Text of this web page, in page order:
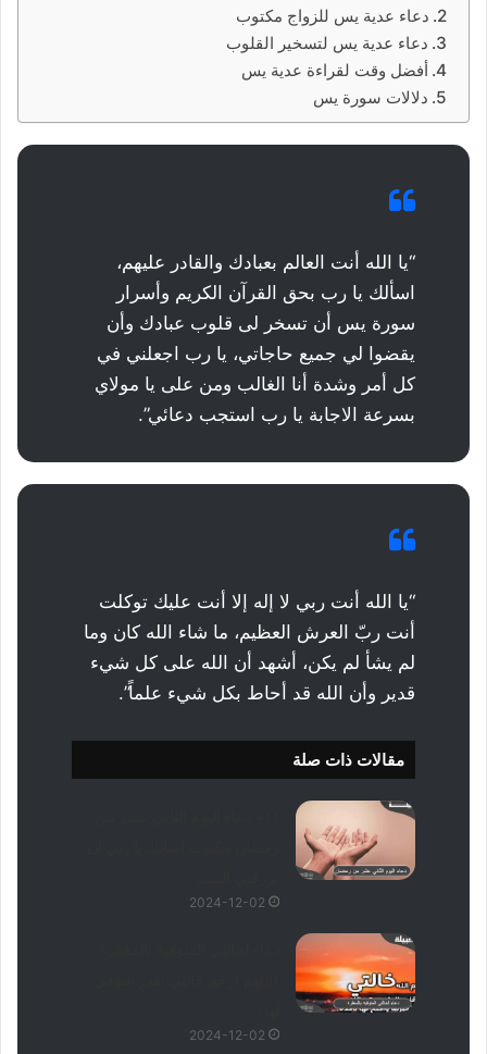
دعاء عدية يس للزواج مكتوب
دعاء عدية يس لتسخير القلوب
أفضل وقت لقراءة عدية يس
دلالات سورة يس
“يا الله أنت العالم بعبادك والقادر عليهم،
اسألك يا رب بحق القرآن الكريم وأسرار
سورة يس أن تسخر لى قلوب عبادك وأن
يقضوا لي جميع حاجاتي، يا رب اجعلني في
كل أمر وشدة أنا الغالب ومن على يا مولاي
بسرعة الاجابة يا رب استجب دعائي”.
“يا الله أنت ربي لا إله إلا أنت عليك توكلت
أنت ربّ العرش العظيم، ما شاء الله كان وما
لم يشأ لم يكن، أشهد أن الله على كل شيء
قدير وأن الله قد أحاط بكل شيء علماً”.
مقالات ذات صلة
2024-12-02
2024-12-02